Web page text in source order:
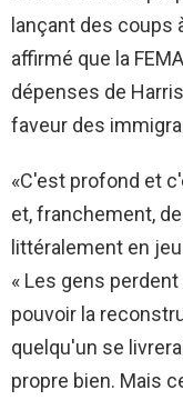
lançant des coups
affirmé que la
dépenses de
faveur des
«C'est profond et
et, franchement,
littéralement en
« Les gens
pouvoir la
quelqu'un se
propre bien. Mais